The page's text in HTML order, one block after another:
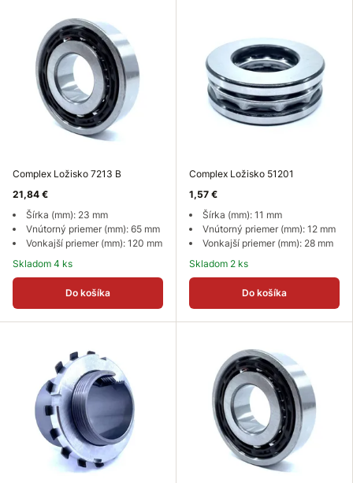
Complex Ložisko 7213 B
21,84 €
Šírka (mm): 23 mm
Vnútorný priemer (mm): 65 mm
Vonkajší priemer (mm): 120 mm
Skladom 4 ks
Do košíka
Complex Ložisko 51201
1,57 €
Šírka (mm): 11 mm
Vnútorný priemer (mm): 12 mm
Vonkajší priemer (mm): 28 mm
Skladom 2 ks
Do košíka